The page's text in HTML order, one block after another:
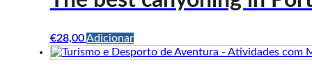
€28,00Adicionar